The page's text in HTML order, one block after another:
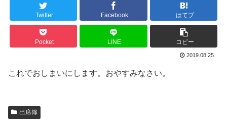
Twitter Facebook はてブ
Pocket LINE コピー
2019.08.25
これでおしまいにします。おやすみなさい。
出席簿